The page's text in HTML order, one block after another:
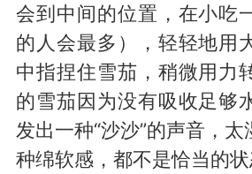
会到中间的位置，在小吃
的人会最多），轻轻地用
中指捏住雪茄，稍微用力
的雪茄因为没有吸收足够
发出一种“沙沙”的声音，
种绵软感，都不是恰当的状